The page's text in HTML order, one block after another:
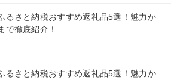
るさと納税おすすめ返礼品5選！魅力か
で徹底紹介！
るさと納税おすすめ返礼品5選！魅力か